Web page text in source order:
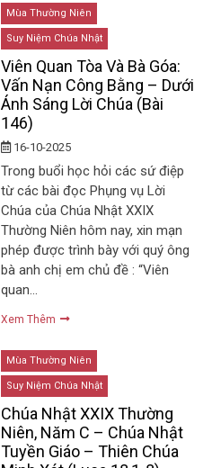
Mùa Thường Niên
Suy Niệm Chúa Nhật
Viên Quan Tòa Và Bà Góa:
Vấn Nạn Công Bằng – Dưới
Ánh Sáng Lời Chúa (Bài
146)
16-10-2025
Trong buổi học hỏi các sứ điệp
từ các bài đọc Phụng vụ Lời
Chúa của Chúa Nhật XXIX
Thường Niên hôm nay, xin mạn
phép được trình bày với quý ông
bà anh chị em chủ đề : “Viên
quan…
Xem Thêm
Mùa Thường Niên
Suy Niệm Chúa Nhật
Chúa Nhật XXIX Thường
Niên, Năm C – Chúa Nhật
Tuyền Giáo – Thiên Chúa